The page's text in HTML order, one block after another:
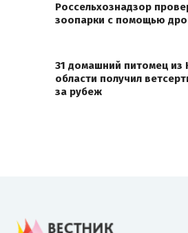
Россельхознадзор
зоопарки с помощью
31 домашний питомец из
области получил
за рубеж